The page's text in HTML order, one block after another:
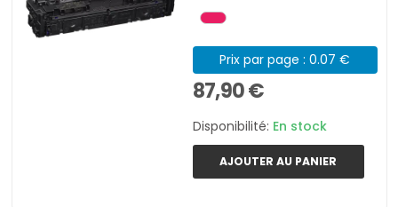
Prix par page : 0.07 €
87,90 €
Disponibilité: En stock
AJOUTER AU PANIER